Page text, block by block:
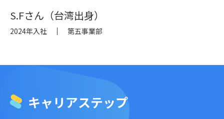
S.Fさん（台湾出身）
2024年入社 第五事業部
キャリアステップ